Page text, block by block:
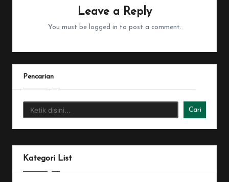
Leave a Reply
You must be logged in to post a comment.
Pencarian
Cari
Kategori List